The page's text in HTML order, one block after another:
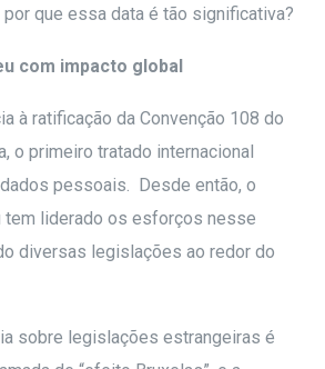
que essa data é tão significativa?
com impacto global
à ratificação da Convenção 108 do
o primeiro tratado internacional
pessoais. Desde então, o
tem liderado os esforços nesse
diversas legislações ao redor do
sobre legislações estrangeiras é